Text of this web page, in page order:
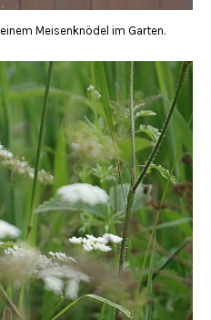
Meisenknödel im Garten.